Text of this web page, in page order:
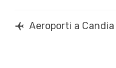
Aeroporti a Candia